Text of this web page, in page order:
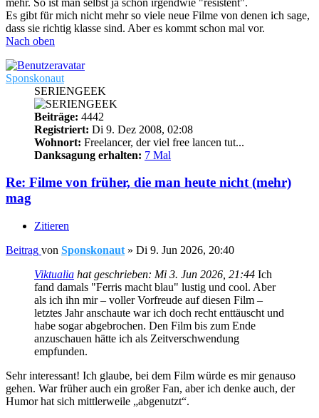
Es gibt für mich nicht mehr so viele neue Filme von denen ich sage,
dass sie richtig klasse sind. Aber es kommt schon mal vor.
Nach oben
Sponskonaut
SERIENGEEK
Beiträge: 4442
Registriert: Di 9. Dez 2008, 02:08
Wohnort: Freelancer, der viel free lancen tut...
Danksagung erhalten: 7 Mal
Re: Filme von früher, die man heute nicht (mehr)
mag
Zitieren
Beitrag von Sponskonaut » Di 9. Jun 2026, 20:40
Viktualia hat geschrieben: Mi 3. Jun 2026, 21:44 Ich
fand damals "Ferris macht blau" lustig und cool. Aber
als ich ihn mir – voller Vorfreude auf diesen Film –
letztes Jahr anschaute war ich doch recht enttäuscht und
habe sogar abgebrochen. Den Film bis zum Ende
anzuschauen hätte ich als Zeitverschwendung
empfunden.
Sehr interessant! Ich glaube, bei dem Film würde es mir genauso
gehen. War früher auch ein großer Fan, aber ich denke auch, der
Humor hat sich mittlerweile „abgenutzt“.